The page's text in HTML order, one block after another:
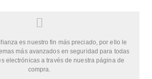
es nuestro fin más preciado, por ello le
más avanzados en seguridad para todas
electrónicas a través de nuestra página de
compra.